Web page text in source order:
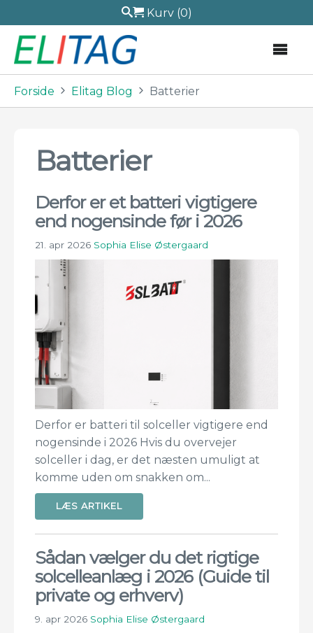
Kurv (0)
Forside Elitag Blog Batterier
Batterier
Derfor er et batteri vigtigere
end nogensinde før i 2026
21. apr 2026 Sophia Elise Østergaard
Derfor er batteri til solceller vigtigere end
nogensinde i 2026 Hvis du overvejer
solceller i dag, er det næsten umuligt at
komme uden om snakken om...
LÆS ARTIKEL
Sådan vælger du det rigtige
solcelleanlæg i 2026 (Guide til
private og erhverv)
9. apr 2026 Sophia Elise Østergaard